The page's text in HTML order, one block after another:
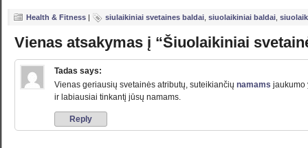
Health & Fitness | siulaikiniai svetaines baldai siuolaikiniai baldai
Vienas atsakymas į “Šiuolaikiniai
Tadas says:
Vienas geriausių svetainės atributų, suteikiančių namams jaukumo
ir labiausiai tinkantį jūsų namams.
Reply